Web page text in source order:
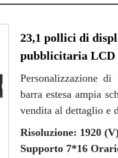
23,1 pollici di
pubblicitaria LCD
Personalizzazione
barra estesa ampia
vendita al dettaglio e
Risoluzione: 1920
Supporto 7*16